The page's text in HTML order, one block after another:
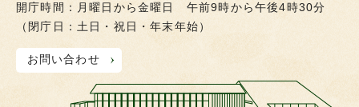
開庁時間：月曜日から金曜日 午前9時から午後4時30分
（閉庁日：土日・祝日・年末年始）
お問い合わせ